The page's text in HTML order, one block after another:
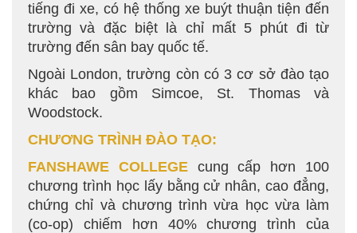
tiếng đi xe, có hệ thống xe buýt thuận tiện đến
trường và đặc biệt là chỉ mất 5 phút đi từ
trường đến sân bay quốc tế.
Ngoài London, trường còn có 3 cơ sở đào tạo
khác bao gồm Simcoe, St. Thomas và
Woodstock.
CHƯƠNG TRÌNH ĐÀO TẠO:
FANSHAWE COLLEGEcung cấp hơn 100
chương trình học lấy bằng cử nhân, cao đẳng,
chứng chỉ và chương trình vừa học vừa làm
(co-op) chiếm hơn 40% chương trình của